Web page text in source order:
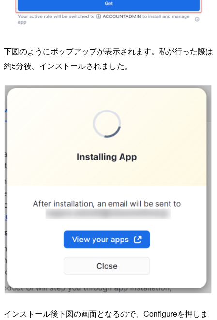
下図のようにポップアップが表示されます。私が行った際は
約5分後、インストールされました。
インストール後下図の画面となるので、Configureを押しま